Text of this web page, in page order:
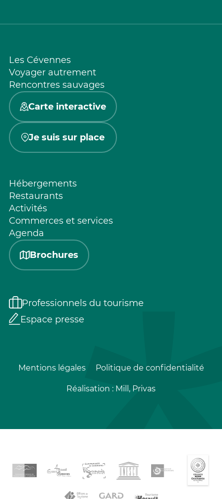
Les Cévennes
Voyager autrement
Rencontres sauvages
Carte interactive
Je suis sur place
Hébergements
Restaurants
Activités
Commerces et services
Agenda
Brochures
Professionnels du tourisme
Espace presse
Mentions légales Politique de confidentialité
Réalisation : Mill, Privas